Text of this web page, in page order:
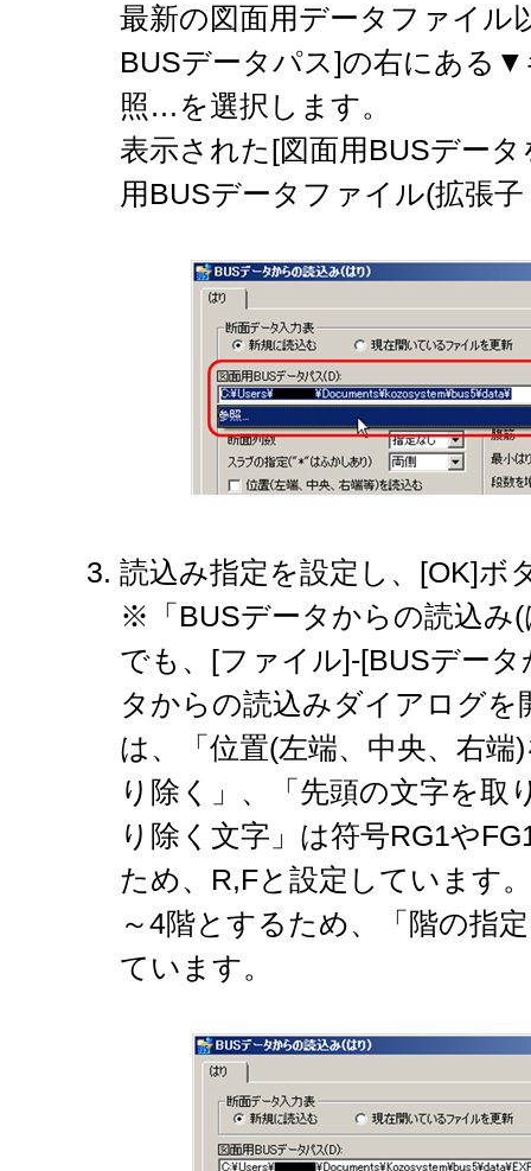
最新の図面用データファイル
BUSデータパス]の右にある
照…を選択します。
表示された[図面用BUSデー
用BUSデータファイル(拡張
読込み指定を設定し、[OK]ボ
※「BUSデータからの読込み
でも、[ファイル]-[BUSデー
タからの読込みダイアログ
は、「位置(左端、中央、右
り除く」、「先頭の文字を取
り除く文字」は符号RG1や
ため、R,Fと設定しています
～4階とするため、「階の指
ています。